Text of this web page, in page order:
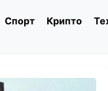
Спорт Крипто